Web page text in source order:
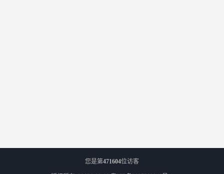
您是第471604位访客